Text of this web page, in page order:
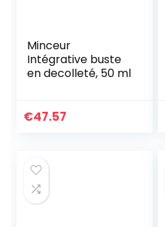
Minceur
Intégrative buste
en decolleté, 50 ml
€47.57